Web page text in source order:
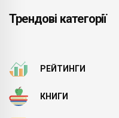
Трендові категорії
РЕЙТИНГИ
КНИГИ